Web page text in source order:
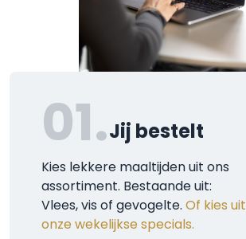
01.Jij bestelt
Kies lekkere maaltijden uit ons
assortiment. Bestaande uit:
Vlees, vis of gevogelte. Of kies uit
onze wekelijkse specials.